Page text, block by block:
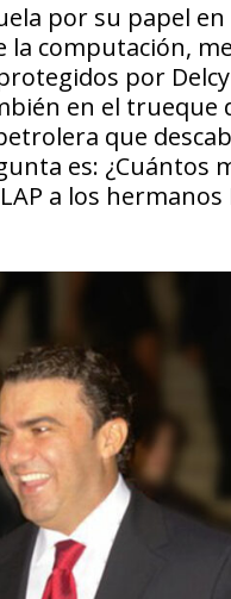
por su papel
la computación,
por
en el
que
es: ¿Cuántos
a los